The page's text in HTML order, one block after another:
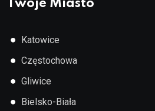
Twoje Miasto
● Katowice
● Częstochowa
● Gliwice
● Bielsko-Biała